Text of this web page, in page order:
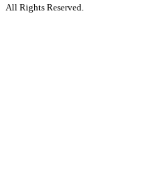
All Rights Reserved.